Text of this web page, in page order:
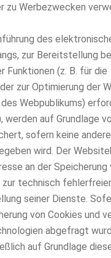
zu Werbezwecken
des
zur Bereitstellung
Funktionen (z. B. für die
zur Optimierung der
Webpublikums)
auf Grundlage
sofern keine andere
wird. Der
an der Speicherung
technisch
seiner Dienste.
von Cookies und
abgefragt
auf Grundlage